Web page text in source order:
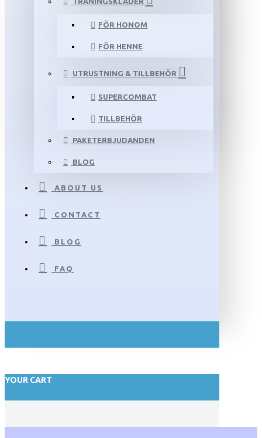
FÖR HONOM
FÖR HENNE
UTRUSTNING & TILLBEHÖR
SUPERCOMBAT
TILLBEHÖR
PAKETERBJUDANDEN
BLOG
ABOUT US
CONTACT
BLOG
FAQ
YOUR CART